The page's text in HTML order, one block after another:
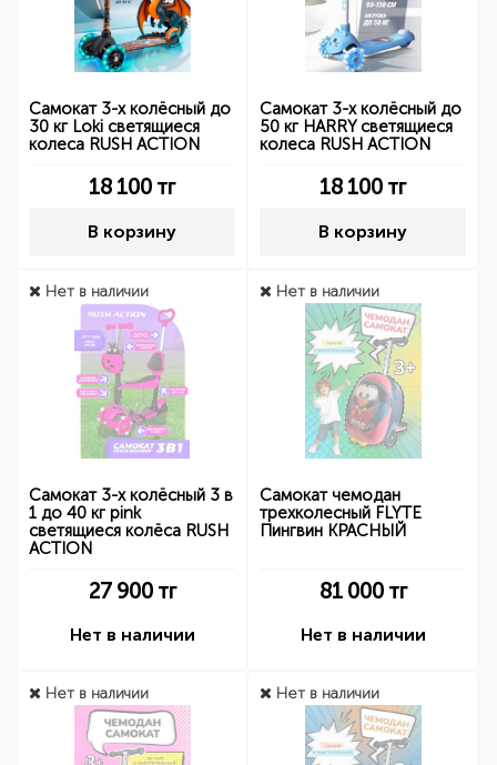
Самокат 3-х колёсный до
30 кг Loki светящиеся
колеса RUSH ACTION
18 100 тг
В корзину
Самокат 3-х колёсный до
50 кг HARRY светящиеся
колеса RUSH ACTION
18 100 тг
В корзину
Нет в наличии
Самокат 3-х колёсный 3 в
1 до 40 кг pink
светящиеся колёса RUSH
ACTION
27 900тг
Нет в наличии
Нет в наличии
Cамокат чемодан
трехколесный FLYTE
Пингвин КРАСНЫЙ
81 000тг
Нет в наличии
Нет в наличии Нет в наличии